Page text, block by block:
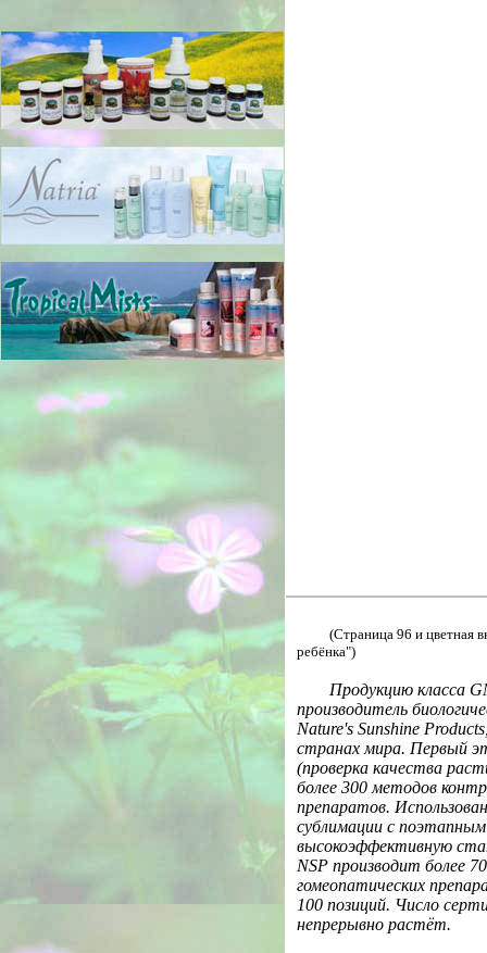
(Страница 96 и цветная
ребёнка")
Продукцию класса
производитель
Nature's Sunshine Products
странах мира. Первый
(проверка качества
более 300 методов
препаратов.
сублимации с
высокоэффективную
NSP производит более
гомеопатических
100 позиций. Число
непрерывно растёт.